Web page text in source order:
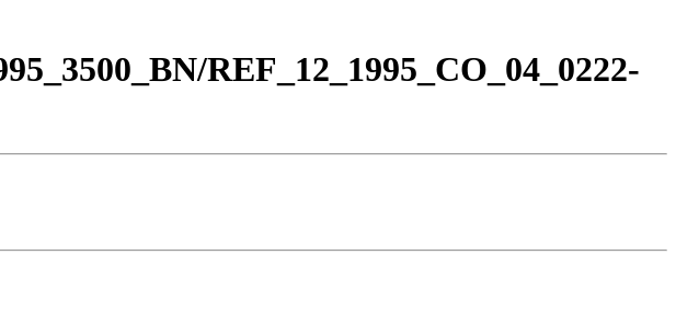
REF_12_1995_CO_04_0222-